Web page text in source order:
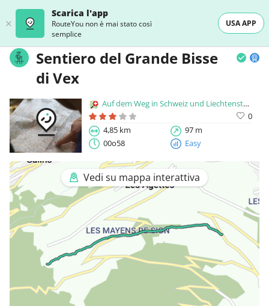
Scarica l'app
RouteYou non è mai stato così
semplice
USA APP
Sentiero del Grande Bisse
di Vex
Auf dem Weg in Schweiz und Liechtenstein
0
4,85 km
97 m
00o58
Easy
Vedi su mappa interattiva